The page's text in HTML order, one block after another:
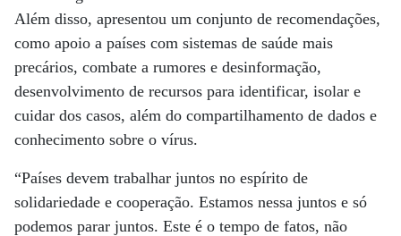
Além disso, apresentou um conjunto de recomendações,
como apoio a países com sistemas de saúde mais
precários, combate a rumores e desinformação,
desenvolvimento de recursos para identificar, isolar e
cuidar dos casos, além do compartilhamento de dados e
conhecimento sobre o vírus.
“Países devem trabalhar juntos no espírito de
solidariedade e cooperação. Estamos nessa juntos e só
podemos parar juntos. Este é o tempo de fatos, não